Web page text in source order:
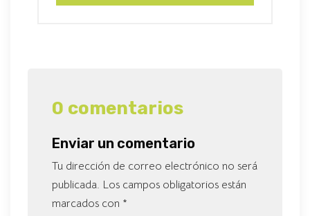
0 comentarios
Enviar un comentario
Tu dirección de correo electrónico no será
publicada. Los campos obligatorios están
marcados con *